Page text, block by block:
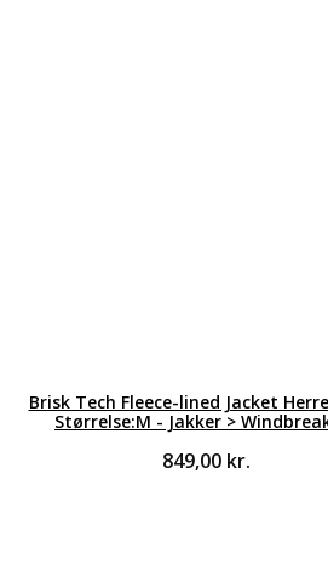
Brisk Tech Fleece-lined Jacket
Størrelse:M - Jakker >
849,00 kr.